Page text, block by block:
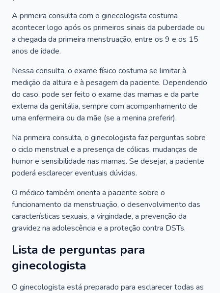
A primeira consulta com o ginecologista costuma
acontecer logo após os primeiros sinais da puberdade ou
a chegada da primeira menstruação, entre os 9 e os 15
anos de idade.
Nessa consulta, o exame físico costuma se limitar à
medição da altura e à pesagem da paciente. Dependendo
do caso, pode ser feito o exame das mamas e da parte
externa da genitália, sempre com acompanhamento de
uma enfermeira ou da mãe (se a menina preferir).
Na primeira consulta, o ginecologista faz perguntas sobre
o ciclo menstrual e a presença de cólicas, mudanças de
humor e sensibilidade nas mamas. Se desejar, a paciente
poderá esclarecer eventuais dúvidas.
O médico também orienta a paciente sobre o
funcionamento da menstruação, o desenvolvimento das
características sexuais, a virgindade, a prevenção da
gravidez na adolescência e a proteção contra DSTs.
Lista de perguntas para
ginecologista
O ginecologista está preparado para esclarecer todas as